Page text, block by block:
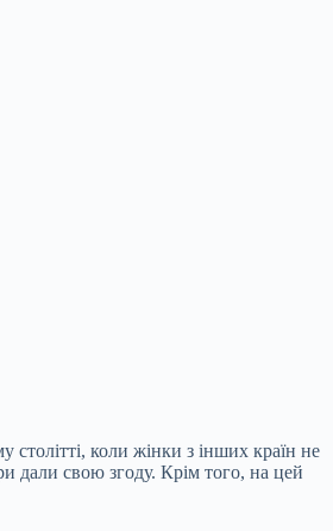
коли жінки з інших країн не
дали свою згоду. Крім того, на цей